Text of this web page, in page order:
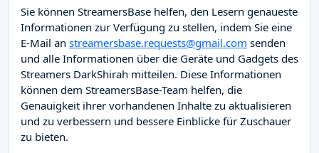
Sie können StreamersBase helfen, den Lesern genaueste
Informationen zur Verfügung zu stellen, indem Sie eine
E-Mail an streamersbase.requests@gmail.com senden
und alle Informationen über die Geräte und Gadgets des
Streamers DarkShirah mitteilen. Diese Informationen
können dem StreamersBase-Team helfen, die
Genauigkeit ihrer vorhandenen Inhalte zu aktualisieren
und zu verbessern und bessere Einblicke für Zuschauer
zu bieten.